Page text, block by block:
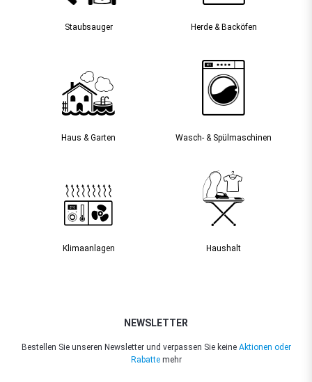
Staubsauger­ Herde & Backöfen
Haus & Garten Wasch- & Spülmaschinen
Klimaanlagen Haushalt
NEWSLETTER
Bestellen Sie unseren Newsletter und verpassen Sie keine Aktionen oder
Rabattemehr